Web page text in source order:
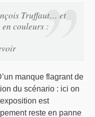
Truffaut… et
couleurs :
manque flagrant de
du scénario : ici on
est
reste en panne